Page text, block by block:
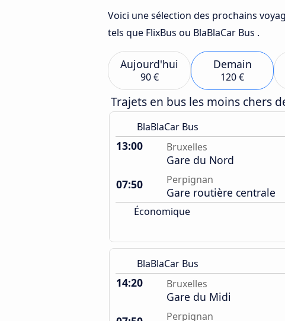
Voici une sélection des prochains
tels que FlixBus ou BlaBlaCar Bus .
Aujourd'hui
90 €
Demain
120 €
Trajets en bus les moins chers
BlaBlaCar Bus
13:00 Bruxelles
Gare du Nord
07:50
Perpignan
Gare routière centrale
Économique
BlaBlaCar Bus
14:20 Bruxelles
Gare du Midi
Perpignan